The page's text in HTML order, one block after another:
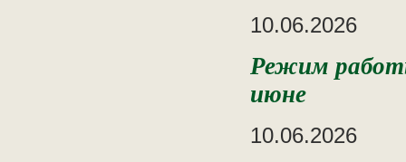
10.06.2026
Режим
июне
10.06.2026